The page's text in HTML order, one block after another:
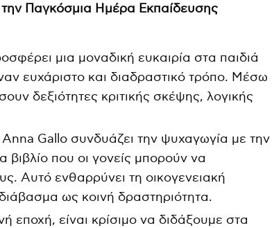
την Παγκόσμια Ημέρα Εκπαίδευσης
μια μοναδική ευκαιρία στα παιδιά
ευχάριστο και διαδραστικό τρόπο. Μέσω
δεξιότητες κριτικής σκέψης, λογικής
Gallo συνδυάζει την ψυχαγωγία με την
που οι γονείς μπορούν να
Αυτό ενθαρρύνει τη οικογενειακή
ως κοινή δραστηριότητα.
εποχή, είναι κρίσιμο να διδάξουμε στα